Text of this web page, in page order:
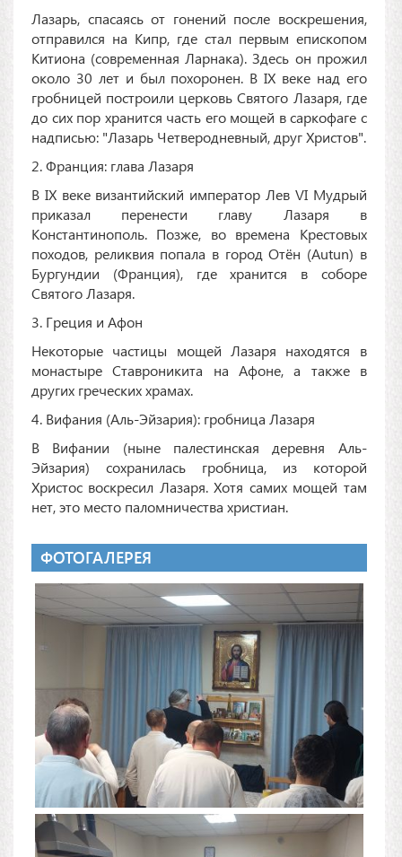
Лазарь, спасаясь от гонений после воскрешения,
отправился на Кипр, где стал первым епископом
Китиона (современная Ларнака). Здесь он прожил
около 30 лет и был похоронен. В IX веке над его
гробницей построили церковь Святого Лазаря, где
до сих пор хранится часть его мощей в саркофаге с
надписью: "Лазарь Четверодневный, друг Христов".
2. Франция: глава Лазаря
В IX веке византийский император Лев VI Мудрый
приказал перенести главу Лазаря в
Константинополь. Позже, во времена Крестовых
походов, реликвия попала в город Отён (Autun) в
Бургундии (Франция), где хранится в соборе
Святого Лазаря.
3. Греция и Афон
Некоторые частицы мощей Лазаря находятся в
монастыре Ставроникита на Афоне, а также в
других греческих храмах.
4. Вифания (Аль-Эйзария): гробница Лазаря
В Вифании (ныне палестинская деревня Аль-
Эйзария) сохранилась гробница, из которой
Христос воскресил Лазаря. Хотя самих мощей там
нет, это место паломничества христиан.
ФОТОГАЛЕРЕЯ